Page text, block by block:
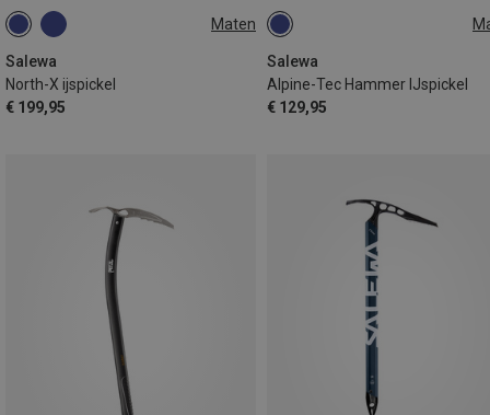
Maten
Salewa
North-X ijspickel
€ 199,95
HAMMER
Salewa
Alpine-Tec Hammer IJspickel
€ 129,95
58CM